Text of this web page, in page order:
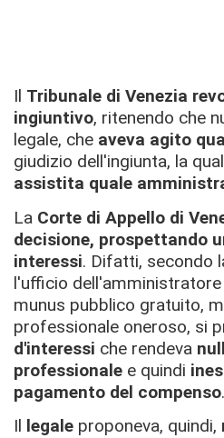
Il Tribunale di Venezia
ingiuntivo, ritenendo che
legale, che aveva agito
giudizio dell'ingiunta, la
assistita quale
La Corte di Appello di
decisione, prospettando
interessi. Difatti, secondo
l'ufficio
munus pubblico gratuito,
professionale oneroso, si
d'interessi che rendeva
professionale e quindi
pagamento del compenso.
Il legale proponeva, quindi,